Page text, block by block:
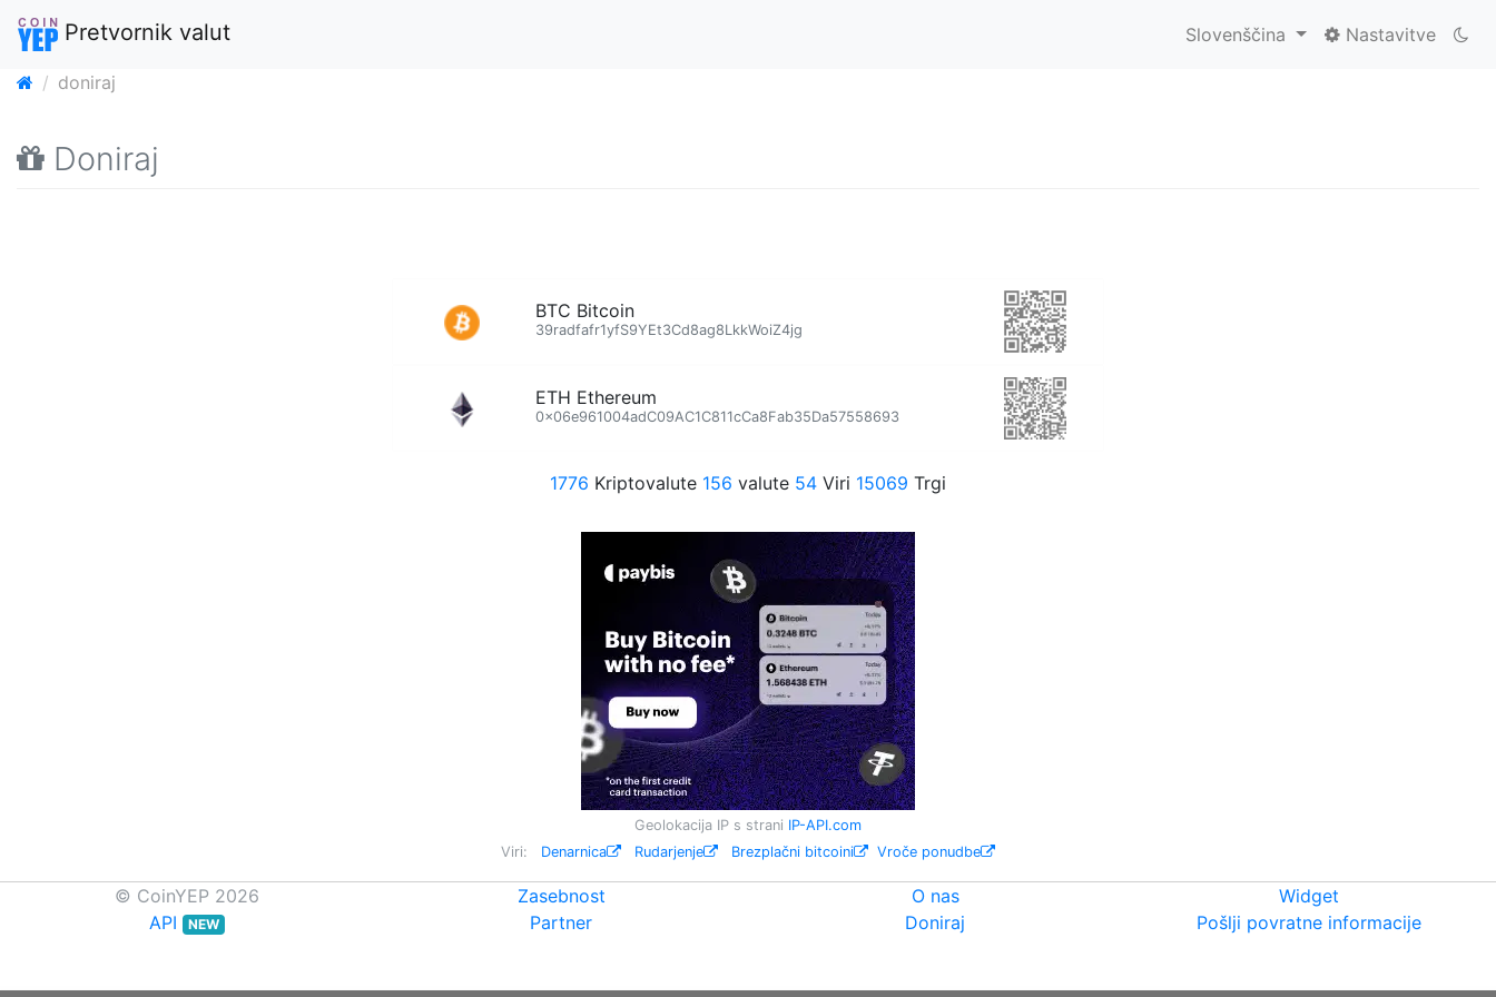
Pretvornik valut Slovenščina Nastavitve
doniraj
Doniraj
BTC Bitcoin
39radfafr1yfS9YEt3Cd8ag8LkkWoiZ4jg
ETH Ethereum
0x06e961004adC09AC1C811cCa8Fab35Da57558693
1776 Kriptovalute 156 valute 54 Viri 15069 Trgi
Geolokacija IP s strani IP-API.com
Viri: Denarnica Rudarjenje Brezplačni bitcoini Vroče ponudbe
© CoinYEP 2026 Zasebnost O nas
Widget
API NEW Partner Doniraj Pošlji povratne informacije